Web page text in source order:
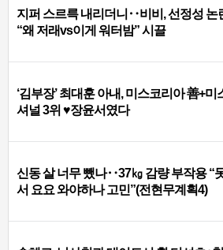
지퍼 스르륵 내리더니‥비비, 선정성 논
“왜 저래vs이게 워터밤” 시끌
‘김부장’ 최대훈 아내, 미스코리아 善+미
셔널 3위 ♥장윤서였다
신동 살 너무 뺐나‥37㎏ 감량 부작용 “
서 요요 와야하나 고민”(전현무계획4)